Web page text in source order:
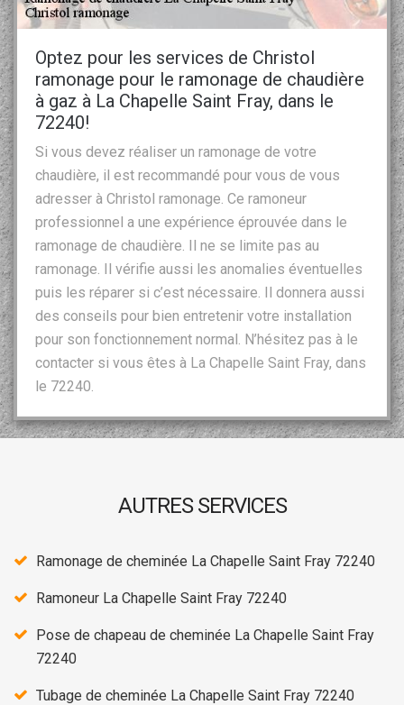
Optez pour les services de Christol
ramonage pour le ramonage de chaudière
à gaz à La Chapelle Saint Fray, dans le
72240!
Si vous devez réaliser un ramonage de votre
chaudière, il est recommandé pour vous de vous
adresser à Christol ramonage. Ce ramoneur
professionnel a une expérience éprouvée dans le
ramonage de chaudière. Il ne se limite pas au
ramonage. Il vérifie aussi les anomalies éventuelles
puis les réparer si c’est nécessaire. Il donnera aussi
des conseils pour bien entretenir votre installation
pour son fonctionnement normal. N’hésitez pas à le
contacter si vous êtes à La Chapelle Saint Fray, dans
le 72240.
AUTRES SERVICES
Ramonage de cheminée La Chapelle Saint Fray 72240
Ramoneur La Chapelle Saint Fray 72240
Pose de chapeau de cheminée La Chapelle Saint Fray
72240
Tubage de cheminée La Chapelle Saint Fray 72240